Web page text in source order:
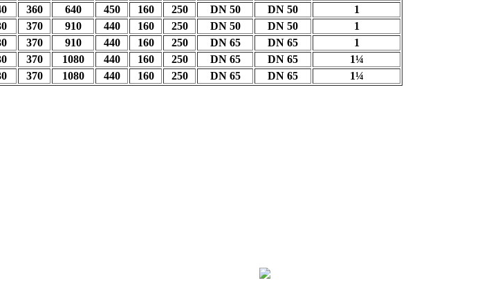
360 640 450 160 250 DN 50 DN 50
1
370 910 440 160 250 DN 50 DN 50
1
370 910 440 160 250 DN 65 DN 65
1
370 1080 440 160 250 DN 65 DN 65
1¼
370 1080 440 160 250 DN 65 DN 65 1¼